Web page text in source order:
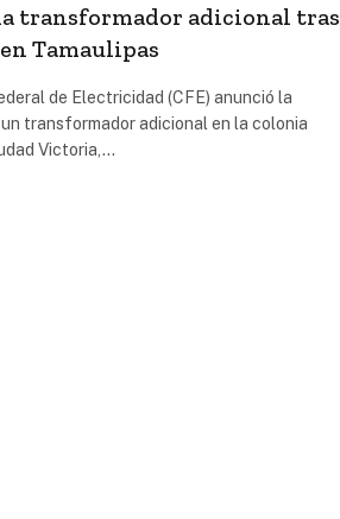
transformador adicional tras
Tamaulipas
de Electricidad (CFE) anunció la
transformador adicional en la colonia
Victoria,…